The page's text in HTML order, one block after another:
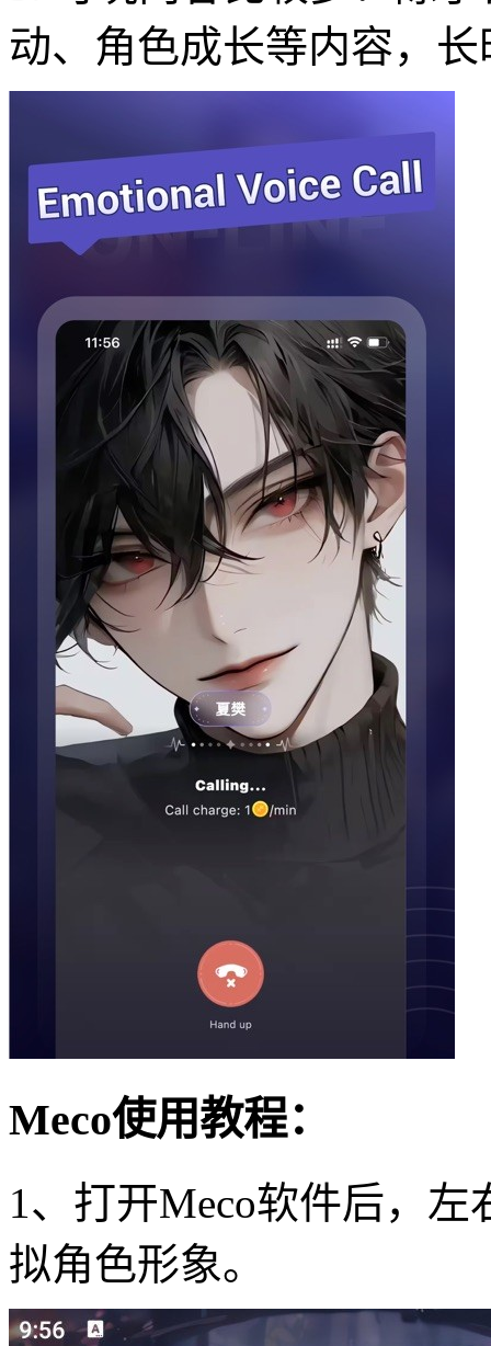
动、角色成长等内容，
Meco使用教程：
1、打开Meco软件后，
拟角色形象。